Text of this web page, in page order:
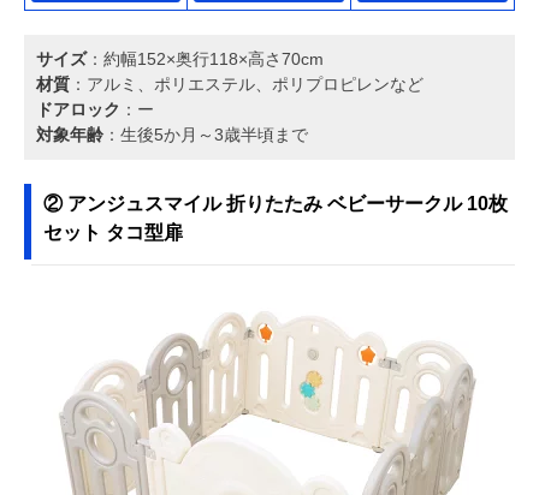
サイズ：約幅152×奥行118×高さ70cm
材質 ：アルミ、ポリエステル、ポリプロピレンなど
ドアロック ：ー
対象年齢 ：生後5か月～3歳半頃まで
② アンジュスマイル 折りたたみ ベビーサークル 10枚
セット タコ型扉